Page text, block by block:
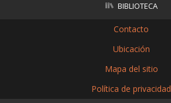
BIBLIOTECA
Contacto
Ubicación
Mapa del sitio
Política de privacidad